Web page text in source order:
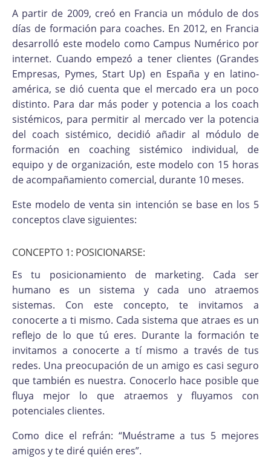
A partir de 2009, creó en Francia un módulo de dos
días de formación para coaches. En 2012, en Francia
desarrolló este modelo como Campus Numérico por
internet. Cuando empezó a tener clientes (Grandes
Empresas, Pymes, Start Up) en España y en latino-
américa, se dió cuenta que el mercado era un poco
distinto. Para dar más poder y potencia a los coach
sistémicos, para permitir al mercado ver la potencia
del coach sistémico, decidió añadir al módulo de
formación en coaching sistémico individual, de
equipo y de organización, este modelo con 15 horas
de acompañamiento comercial, durante 10 meses.
Este modelo de venta sin intención se base en los 5
conceptos clave siguientes:
CONCEPTO 1: POSICIONARSE:
Es tu posicionamiento de marketing. Cada ser
humano es un sistema y cada uno atraemos
sistemas. Con este concepto, te invitamos a
conocerte a ti mismo. Cada sistema que atraes es un
reflejo de lo que tú eres. Durante la formación te
invitamos a conocerte a tí mismo a través de tus
redes. Una preocupación de un amigo es casi seguro
que también es nuestra. Conocerlo hace posible que
fluya mejor lo que atraemos y fluyamos con
potenciales clientes.
Como dice el refrán: “Muéstrame a tus 5 mejores
amigos y te diré quién eres”.